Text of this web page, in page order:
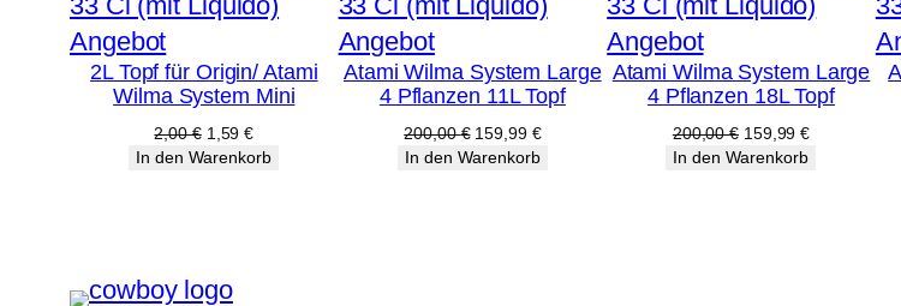
e
AngebotProdukt
im
Angebot
2L Topf für Origin/ Atami
Wilma System Mini
2,00€ Ursprünglicher
Preis
1,59€Aktueller
Preis
In den Warenkorb
AngebotProdukt
im
Angebot
Atami Wilma System Large
4 Pflanzen 11L Topf
200,00€ Ursprünglicher
Preis
159,99 €Aktueller
Preis
In den Warenkorb
AngebotProdukt
im
Angebot
Atami Wilma System Large
4 Pflanzen 18L Topf
200,00€ Ursprünglicher
Preis
159,99€Aktueller
In den Warenkorb